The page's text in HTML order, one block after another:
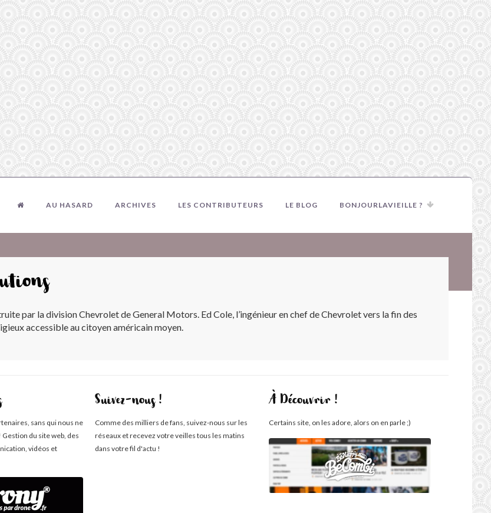
AU HASARD ARCHIVES LES CONTRIBUTEURS LE BLOG BONJOURLAVIEILLE ?
par la division Chevrolet de General Motors. Ed Cole, l’ingénieur en chef de Chevrolet vers la fin des
accessible au citoyen américain moyen.
sans qui nous ne
du site web, des
vidéos et
Suivez-nous !
Comme des milliers de fans, suivez-nous sur les
réseaux et recevez votre veilles tous les matins
dans votre fil d'actu !
À Découvrir !
Certains site, on les adore, alors on en parle ;)